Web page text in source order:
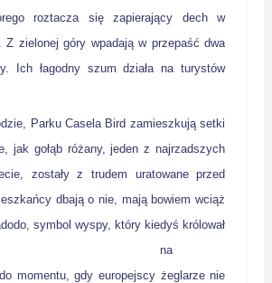
roztacza się zapierający dech w
Z zielonej góry wpadają w przepaść dwa
Ich łagodny szum działa na turystów
Parku Casela Bird zamieszkują setki
jak gołąb różany, jeden z najrzadszych
zostały z trudem uratowane przed
dbają o nie, mają bowiem wciąż
dodo, symbol wyspy, który kiedyś królował
na
momentu, gdy europejscy żeglarze nie